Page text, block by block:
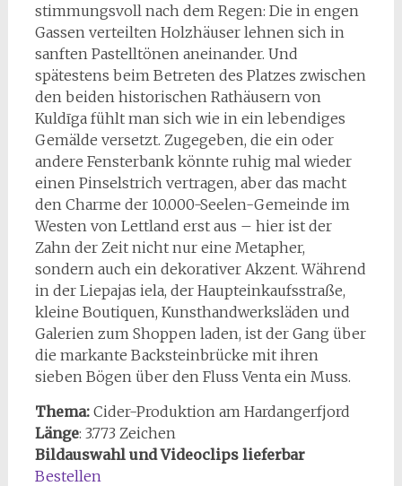
stimmungsvoll nach dem Regen: Die in engen
Gassen verteilten Holzhäuser lehnen sich in
sanften Pastelltönen aneinander. Und
spätestens beim Betreten des Platzes zwischen
den beiden historischen Rathäusern von
Kuldīga fühlt man sich wie in ein lebendiges
Gemälde versetzt. Zugegeben, die ein oder
andere Fensterbank könnte ruhig mal wieder
einen Pinselstrich vertragen, aber das macht
den Charme der 10.000-Seelen-Gemeinde im
Westen von Lettland erst aus – hier ist der
Zahn der Zeit nicht nur eine Metapher,
sondern auch ein dekorativer Akzent. Während
in der Liepajas iela, der Haupteinkaufsstraße,
kleine Boutiquen, Kunsthandwerksläden und
Galerien zum Shoppen laden, ist der Gang über
die markante Backsteinbrücke mit ihren
sieben Bögen über den Fluss Venta ein Muss.
Thema: Cider-Produktion am Hardangerfjord
Länge: 3.773 Zeichen
Bildauswahl und Videoclips lieferbar
Bestellen